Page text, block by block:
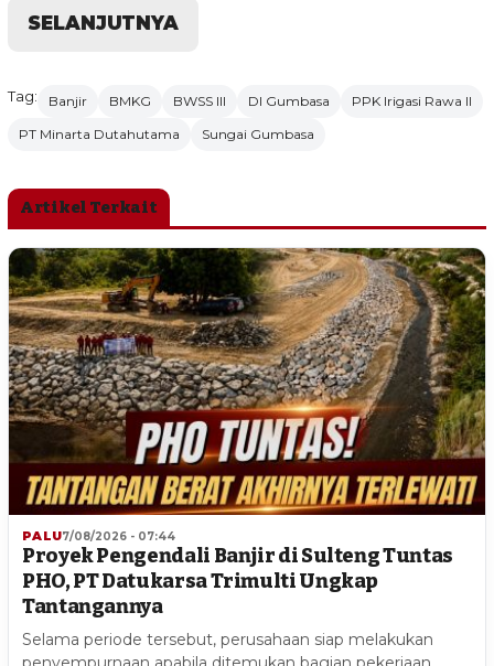
SELANJUTNYA
Tag: Banjir BMKG BWSS III DI Gumbasa
PPK Irigasi Rawa II
PT Minarta Dutahutama
Sungai Gumbasa
Artikel Terkait
PALU7/08/2026 - 07:44
Proyek Pengendali Banjir di Sulteng Tuntas
PHO, PT Datukarsa Trimulti Ungkap
Tantangannya
Selama periode tersebut, perusahaan siap melakukan